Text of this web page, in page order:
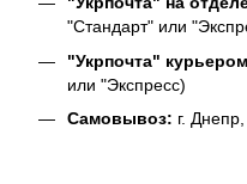
"Стандарт" или
"Укрпочта"
или "Экспресс)
Самовывоз: г.